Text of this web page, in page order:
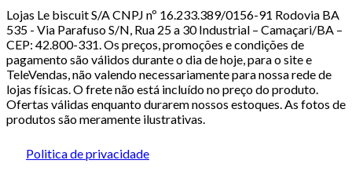
Lojas Le biscuit S/A CNPJ nº 16.233.389/0156-91 Rodovia BA
535 - Via Parafuso S/N, Rua 25 a 30 Industrial – Camaçari/BA –
CEP: 42.800-331. Os preços, promoções e condições de
pagamento são válidos durante o dia de hoje, para o site e
TeleVendas, não valendo necessariamente para nossa rede de
lojas físicas. O frete não está incluído no preço do produto.
Ofertas válidas enquanto durarem nossos estoques. As fotos de
produtos são meramente ilustrativas.
Politica de privacidade